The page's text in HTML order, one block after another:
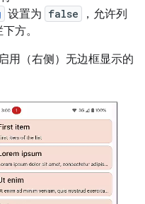
设置为 false
，允许列
方。
用（右侧）无边框显示的